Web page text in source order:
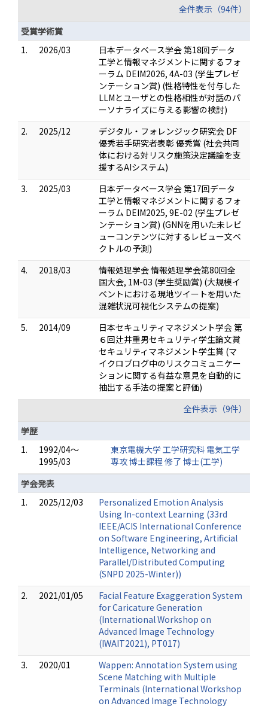
全件表示（94件）
受賞学術賞
1.
2026/03
日本データベース学会 第18回データ
工学と情報マネジメントに関するフォ
ーラム DEIM2026, 4A-03 (学生プレゼ
ンテーション賞) (性格特性を付与した
LLMとユーザとの性格相性が対話のパ
ーソナライズに与える影響の検討)
2.
2025/12
デジタル・フォレンジック研究会 DF
優秀若手研究者表彰 優秀賞 (社会共同
体における対リスク施策決定議論を支
援するAIシステム)
3.
2025/03
日本データベース学会 第17回データ
工学と情報マネジメントに関するフォ
ーラム DEIM2025, 9E-02 (学生プレゼ
ンテーション賞) (GNNを用いた未レビ
ューコンテンツに対するレビュー文ベ
クトルの予測)
4.
2018/03
情報処理学会 情報処理学会第80回全
国大会, 1M-03 (学生奨励賞) (大規模イ
ベントにおける現地ツイートを用いた
混雑状況可視化システムの提案)
5.
2014/09
日本セキュリティマネジメント学会 第
６回辻井重男セキュリティ学生論文賞
セキュリティマネジメント学生賞 (マ
イクロブログ中のリスクコミュニケー
ションに関する有益な意見を自動的に
抽出する手法の提案と評価)
全件表示（9件）
学歴
1.
1992/04～
1995/03
東京電機大学 工学研究科 電気工学
専攻 博士課程 修了 博士(工学)
学会発表
1.
2025/12/03
Personalized Emotion Analysis
Using In-context Learning (33rd
IEEE/ACIS International Conference
on Software Engineering, Artificial
Intelligence, Networking and
Parallel/Distributed Computing
(SNPD 2025-Winter))
2.
2021/01/05
Facial Feature Exaggeration System
for Caricature Generation
(International Workshop on
Advanced Image Technology
(IWAIT2021), PT017)
3.
2020/01
Wappen: Annotation System using
Scene Matching with Multiple
Terminals (International Workshop
on Advanced Image Technology